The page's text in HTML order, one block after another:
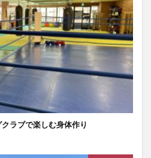
ラブで楽しむ身体作り